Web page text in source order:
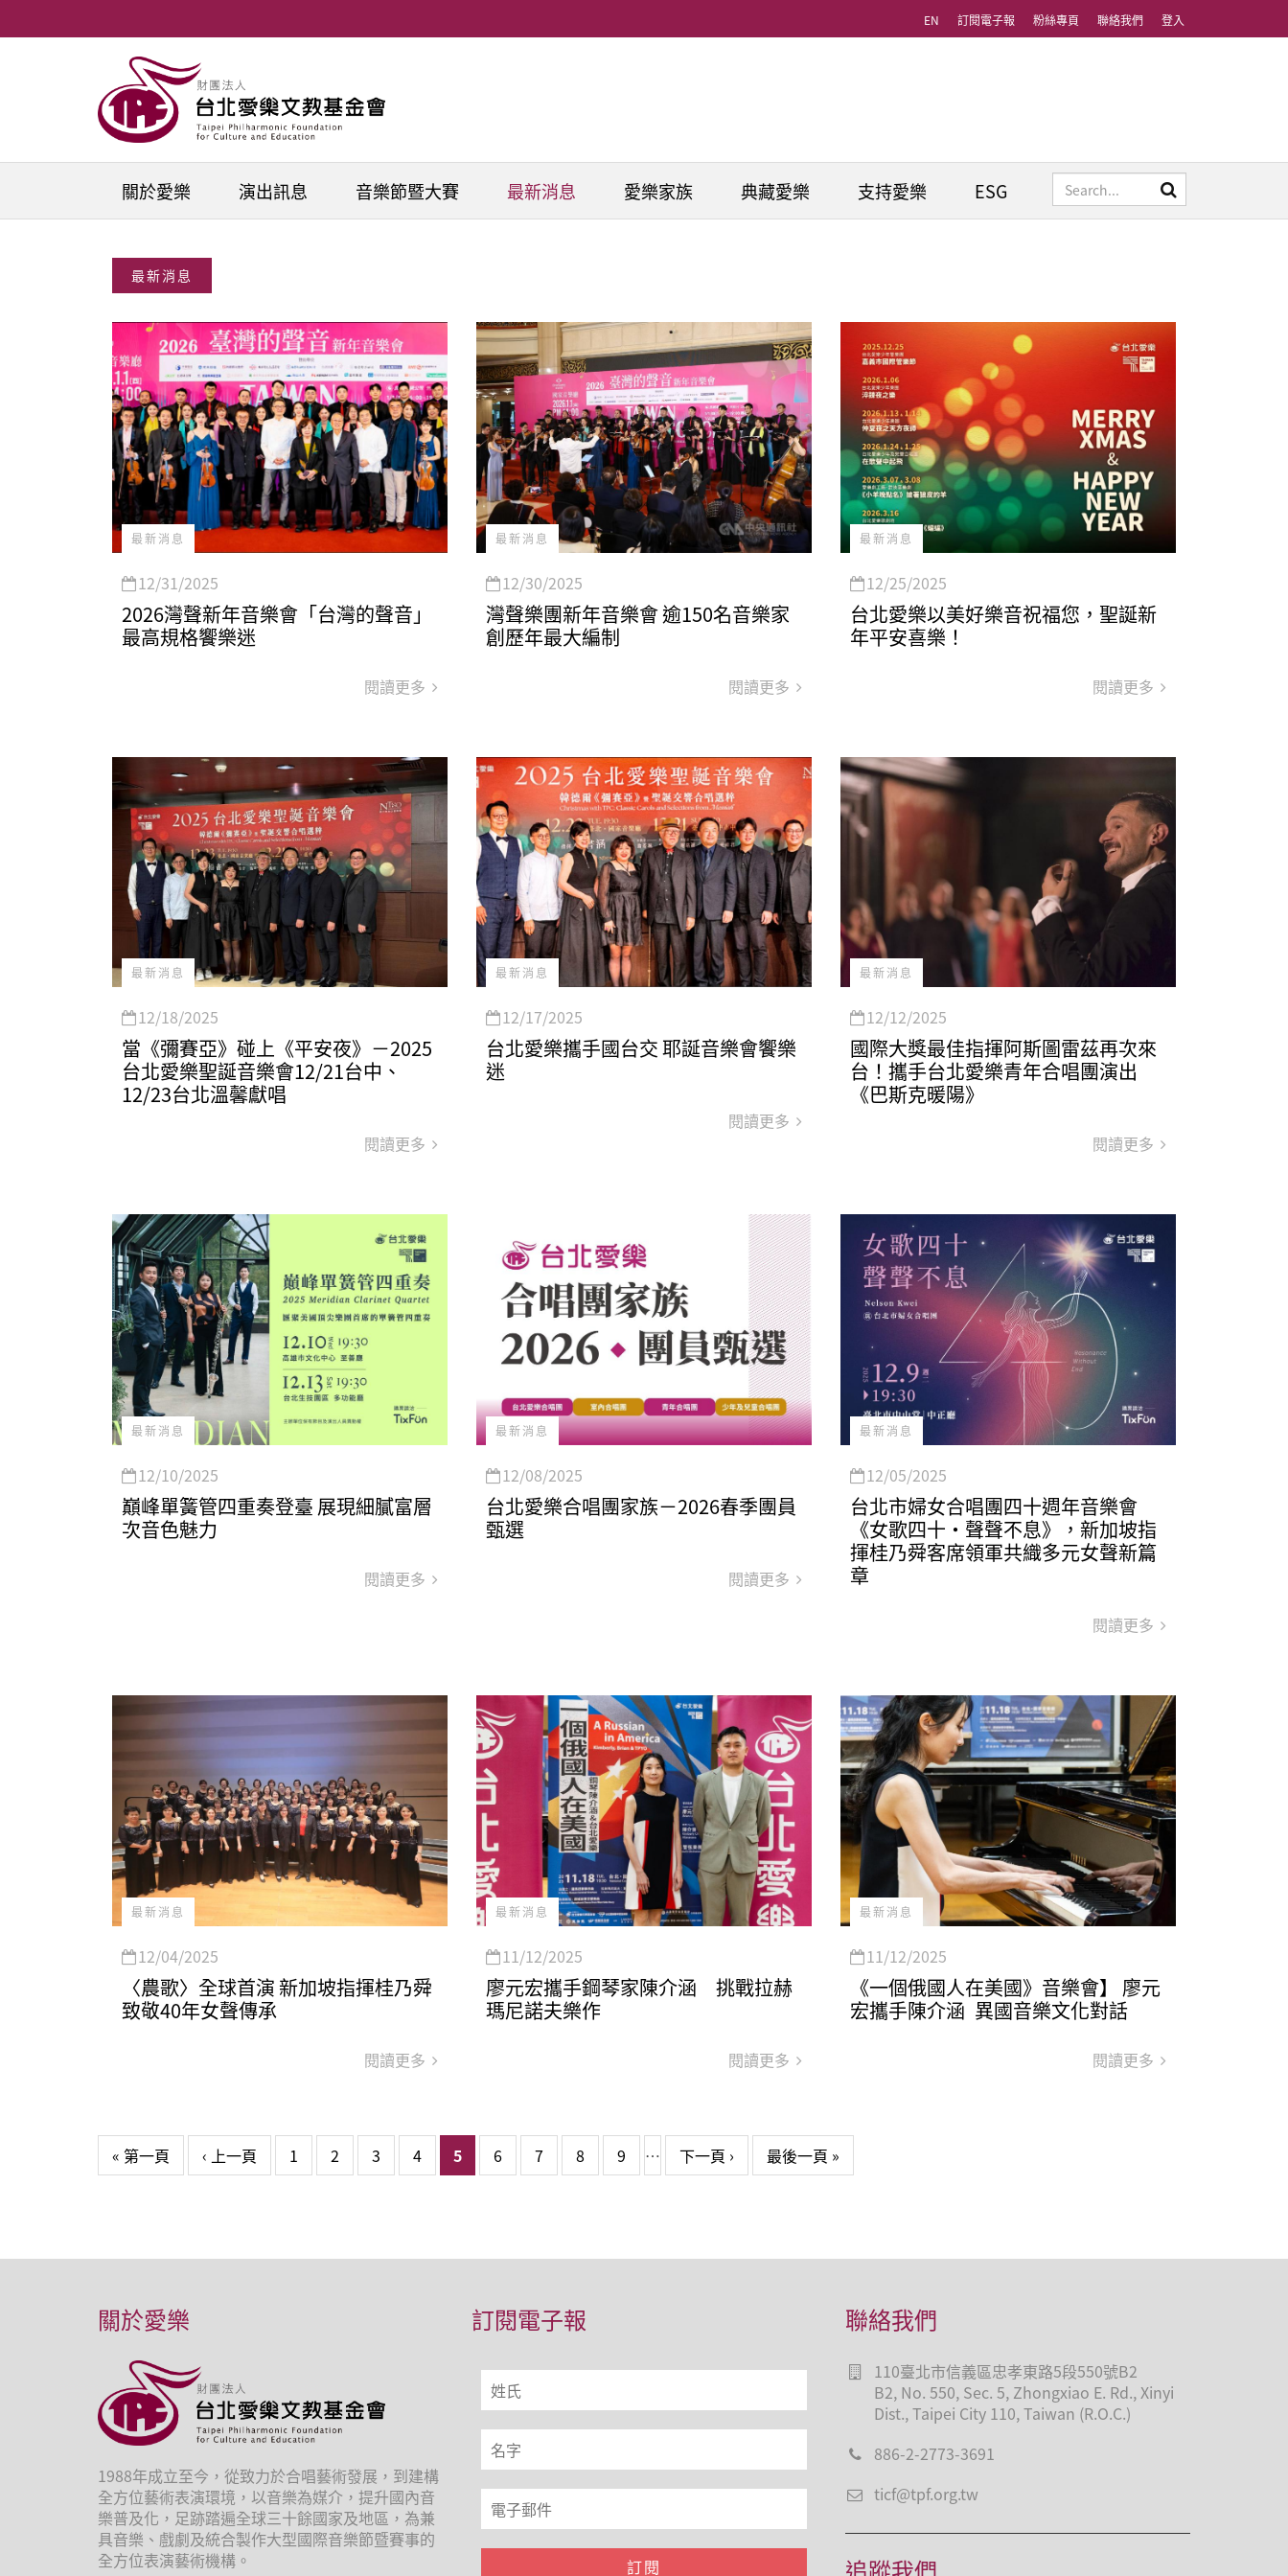
EN 訂閱電子報 粉絲專頁 聯絡我們 登入
關於愛樂 演出訊息 音樂節暨大賽 最新消息 愛樂家族 典藏愛樂 支持愛樂 ESG
最新消息
最新消息
12/31/2025
2026灣聲新年音樂會「台灣的聲音」
最高規格饗樂迷
閱讀更多
最新消息
12/30/2025
灣聲樂團新年音樂會 逾150名音樂家
創歷年最大編制
閱讀更多
最新消息
12/25/2025
台北愛樂以美好樂音祝福您，聖誕新
年平安喜樂！
閱讀更多
最新消息
12/18/2025
當《彌賽亞》碰上《平安夜》－2025
台北愛樂聖誕音樂會12/21台中、
12/23台北溫馨獻唱
閱讀更多
最新消息
12/17/2025
台北愛樂攜手國台交 耶誕音樂會饗樂
迷
閱讀更多
最新消息
12/12/2025
國際大獎最佳指揮阿斯圖雷茲再次來
台！攜手台北愛樂青年合唱團演出
《巴斯克暖陽》
閱讀更多
最新消息
12/10/2025
巔峰單簧管四重奏登臺 展現細膩富層
次音色魅力
閱讀更多
最新消息
12/08/2025
台北愛樂合唱團家族－2026春季團員
甄選
閱讀更多
最新消息
12/05/2025
台北市婦女合唱團四十週年音樂會
《女歌四十‧聲聲不息》，新加坡指
揮桂乃舜客席領軍共織多元女聲新篇
章
閱讀更多
最新消息
12/04/2025
〈農歌〉全球首演 新加坡指揮桂乃舜
致敬40年女聲傳承
閱讀更多
最新消息
11/12/2025
廖元宏攜手鋼琴家陳介涵 挑戰拉赫
瑪尼諾夫樂作
閱讀更多
最新消息
11/12/2025
《一個俄國人在美國》音樂會】 廖元
宏攜手陳介涵 異國音樂文化對話
閱讀更多
頁面
« 第一頁 ‹ 上一頁 1 2 3 4 5 6 7 8 9 … 下一頁 › 最後一頁 »
關於愛樂
1988年成立至今，從致力於合唱藝術發展，到建構
全方位藝術表演環境，以音樂為媒介，提升國內音
樂普及化，足跡踏遍全球三十餘國家及地區，為兼
具音樂、戲劇及統合製作大型國際音樂節暨賽事的
全方位表演藝術機構。
訂閱電子報 聯絡我們
110臺北市信義區忠孝東路5段550號B2
B2, No. 550, Sec. 5, Zhongxiao E. Rd., Xinyi
Dist., Taipei City 110, Taiwan (R.O.C.)
886-2-2773-3691
ticf@tpf.org.tw